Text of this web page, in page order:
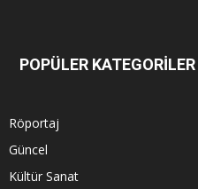
POPÜLER KATEGORİLER
Röportaj
Güncel
Kültür Sanat